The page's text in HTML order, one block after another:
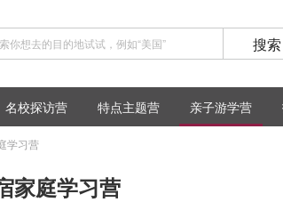
搜索
名校探访营 特点主题营 亲子游学营
学习营
家庭学习营